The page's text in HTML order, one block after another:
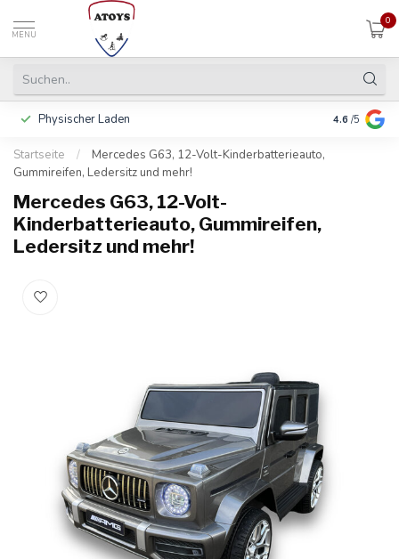
MENU
0
Physischer Laden In 3 Raten
4.6 /5
Startseite /
Mercedes G63, 12-Volt-Kinderbatterieauto,
Gummireifen, Ledersitz und mehr!
Mercedes G63, 12-Volt-
Kinderbatterieauto, Gummireifen,
Ledersitz und mehr!